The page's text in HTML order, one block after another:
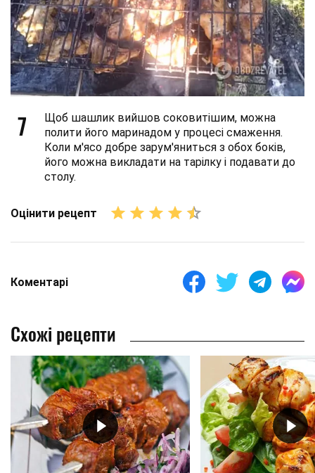
7
Щоб шашлик вийшов соковитішим, можна
полити його маринадом у процесі смаження.
Коли м'ясо добре зарум'яниться з обох боків,
його можна викладати на тарілку і подавати до
столу.
Оцінити рецепт
Коментарі
Схожі рецепти